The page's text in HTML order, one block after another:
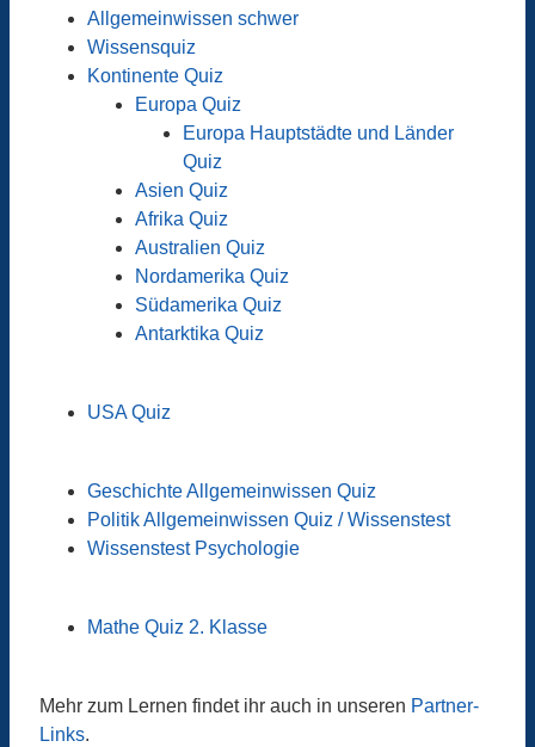
Allgemeinwissen schwer
Wissensquiz
Kontinente Quiz
Europa Quiz
Europa Hauptstädte und Länder
Quiz
Asien Quiz
Afrika Quiz
Australien Quiz
Nordamerika Quiz
Südamerika Quiz
Antarktika Quiz
USA Quiz
Geschichte Allgemeinwissen Quiz
Politik Allgemeinwissen Quiz / Wissenstest
Wissenstest Psychologie
Mathe Quiz 2. Klasse
Mehr zum Lernen findet ihr auch in unseren Partner-
Links.